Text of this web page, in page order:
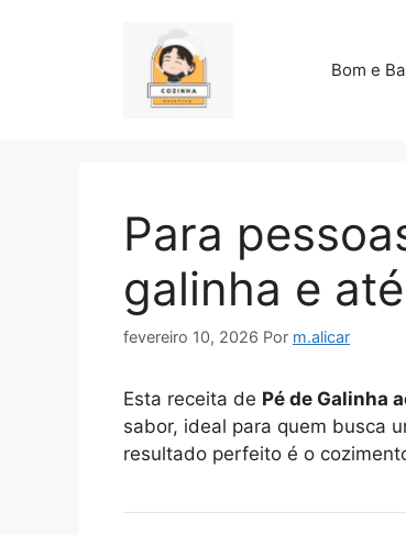
Bom e
Para
galinha e
fevereiro 10, 2026 Por m.alicar
Esta receita de Pé de Galinha
sabor, ideal para quem busca
resultado perfeito é o